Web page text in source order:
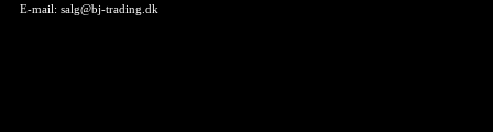
E-mail: salg@bj-trading.dk